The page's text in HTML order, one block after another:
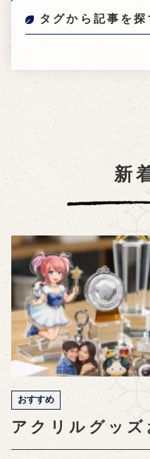
タグから記事を探
新
おすすめ
アクリルグッ
キング【制作